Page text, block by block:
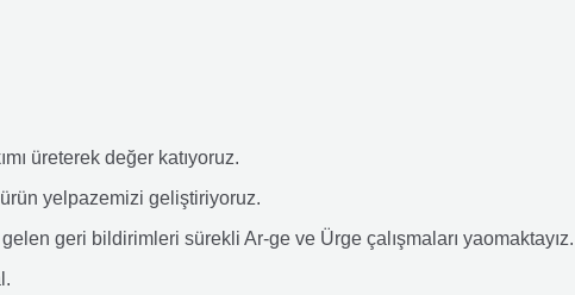
üreterek değer katıyoruz.
yelpazemizi geliştiriyoruz.
geri bildirimleri sürekli Ar-ge ve Ürge çalışmaları yaomaktayız.